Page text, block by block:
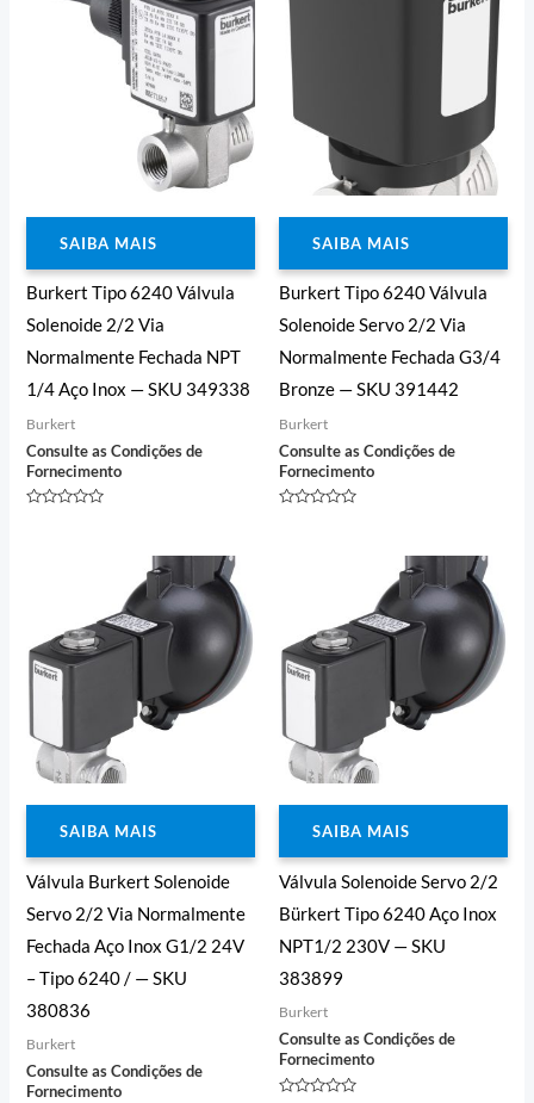
SAIBA MAIS
Burkert Tipo 6240 Válvula
Solenoide 2/2 Via
Normalmente Fechada NPT
1/4 Aço Inox — SKU 349338
Burkert
Consulte as Condições de
Fornecimento
SAIBA MAIS
Burkert Tipo 6240 Válvula
Solenoide Servo 2/2 Via
Normalmente Fechada G3/4
Bronze — SKU 391442
Burkert
Consulte as Condições de
Fornecimento
SAIBA MAIS
Válvula Burkert Solenoide
Servo 2/2 Via Normalmente
Fechada Aço Inox G1/2 24V
– Tipo 6240 / — SKU
380836
Burkert
Consulte as Condições de
Fornecimento
SAIBA MAIS
Válvula Solenoide Servo 2/2
Bürkert Tipo 6240 Aço Inox
NPT1/2 230V — SKU
383899
Burkert
Consulte as Condições de
Fornecimento